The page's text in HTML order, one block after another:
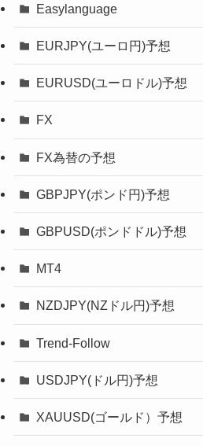
Easylanguage
EURJPY(ユーロ円)予想
EURUSD(ユーロドル)予想
FX
FX為替の予想
GBPJPY(ポンド円)予想
GBPUSD(ポンドドル)予想
MT4
NZDJPY(NZドル円)予想
Trend-Follow
USDJPY(ドル円)予想
XAUUSD(ゴールド）予想